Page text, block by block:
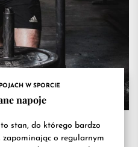
na
treningu
W SPORCIE
napoje
stan, do którego bardzo
zapominając o regularnym